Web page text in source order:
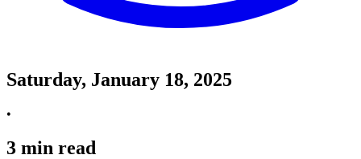
Saturday, January 18, 2025
•
3 min read